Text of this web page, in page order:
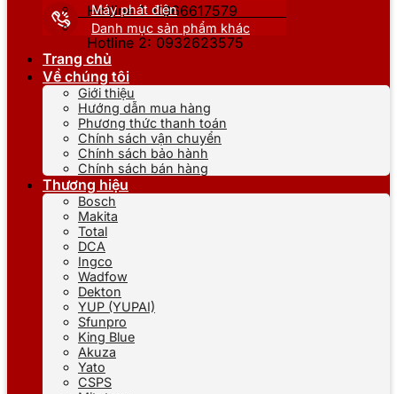
Hotline 1: 0866617579
Hotline 2: 0932623575
Máy phát điện
Danh mục sản phẩm khác
Trang chủ
Về chúng tôi
Giới thiệu
Hướng dẫn mua hàng
Phương thức thanh toán
Chính sách vận chuyển
Chính sách bảo hành
Chính sách bán hàng
Thương hiệu
Bosch
Makita
Total
DCA
Ingco
Wadfow
Dekton
YUP (YUPAI)
Sfunpro
King Blue
Akuza
Yato
CSPS